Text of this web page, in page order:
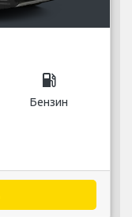
local_gas_station
Бензин